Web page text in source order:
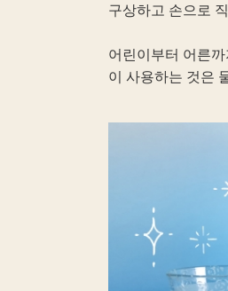
구상하고 손으로
어린이부터 어른
이 사용하는 것은